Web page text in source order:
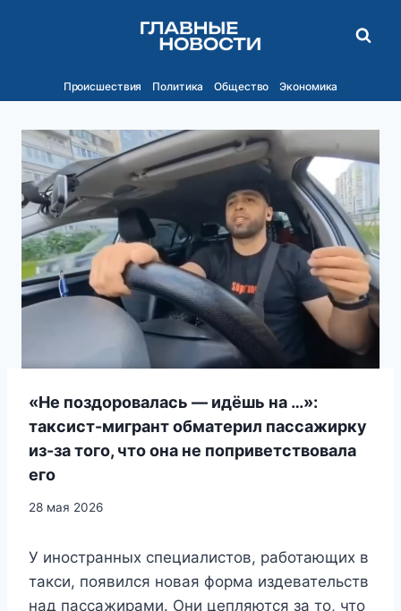
Происшествия Политика Общество Экономика
«Не поздоровалась — идёшь на …»:
таксист-мигрант обматерил пассажирку
из-за того, что она не поприветствовала
его
28 мая 2026
У иностранных специалистов, работающих в
такси, появился новая форма издевательств
над пассажирами. Они цепляются за то, что